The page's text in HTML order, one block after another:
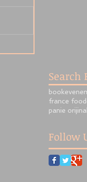
Search
book
france food
panie
Follow